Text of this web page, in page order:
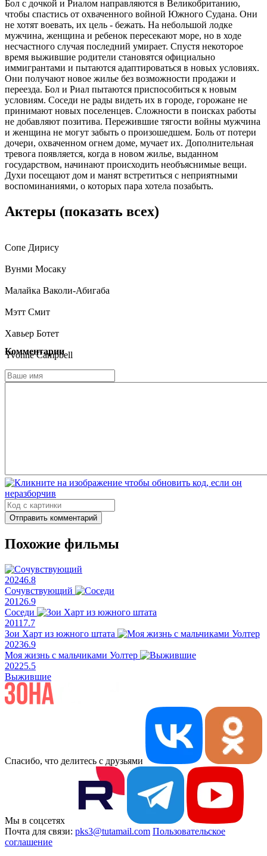
Бол с дочкой и Риалом направляются в Великобританию,
чтобы спастись от охваченного войной Южного Судана. Они
не хотят воевать, их цель - бежать. На небольшой лодке
мужчина, женщина и ребенок пересекают море, но в ходе
несчастного случая последний умирает. Спустя некоторое
время выжившие родители становятся официально
иммигрантами и пытаются адаптироваться в новых условиях.
Они получают новое жилье без возможности продажи и
переезда. Бол и Риал пытаются приспособиться к новым
условиям. Соседи не рады видеть их в городе, горожане не
принимают новых поселенцев. Сложности в поисках работы
не добавляют позитива. Пережившие тягости войны мужчина
и женщина не могут забыть о произошедшем. Боль от потери
дочери, охваченном огнем доме, мучает их. Дополнительная
тревога появляется, когда в новом жилье, выданном
государством, начинают происходить необъяснимые вещи.
Духи посещают дом и манят встретиться с неприятными
воспоминаниями, о которых пара хотела позабыть.
Актеры (показать всех)
Сопе Дирису
Вунми Мосаку
Малайка Ваколи-Абигаба
Мэтт Смит
Хавьер Ботет
Yvonne Campbell
Вивьенн Соан
Комментарии
Отправить комментарий
Похожие фильмы
20246.8
Сочувствующий
20126.9
Соседи
2011 7.7
Зои Харт из южного штата
20236.9
Моя жизнь с мальчиками Уолтер
20225.5
Выжившие
Спасибо, что делитесь с друзьями
Мы в соцсетях
Почта для связи: pks3@tutamail.com Пользовательское
соглашение